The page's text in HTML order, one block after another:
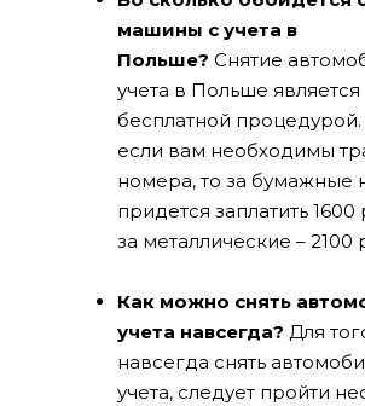
машины с учета в
Польше? Снятие
учета в Польше является
бесплатной
если вам необходимы
номера, то за бумажные
придется заплатить 1600
за металлические – 2100
Как можно снять
учета навсегда? Для
навсегда снять
учета, следует пройти